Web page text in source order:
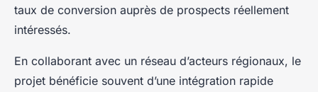
taux de conversion auprès de prospects réellement
intéressés.
En collaborant avec un réseau d’acteurs régionaux, le
projet bénéficie souvent d’une intégration rapide